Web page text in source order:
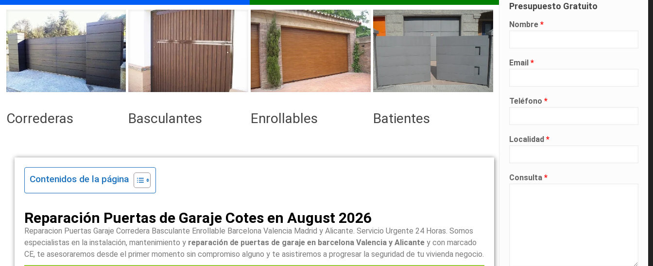
Correderas Basculantes Enrollables Batientes
Contenidos de la página
Reparación Puertas de Garaje Cotes en August 2026
Reparacion Puertas Garaje Corredera Basculante Enrollable Barcelona Valencia Madrid y Alicante. Servicio Urgente 24 Horas. Somos
especialistas en la instalación, mantenimiento y reparación de puertas de garaje en barcelona Valencia y Alicante y con marcado
CE, te asesoraremos desde el primer momento sin compromiso alguno y te asistiremos a progresar la seguridad de tu vivienda negocio.
Presupuesto Gratuito
Nombre*
Email*
Teléfono*
Localidad*
Consulta*